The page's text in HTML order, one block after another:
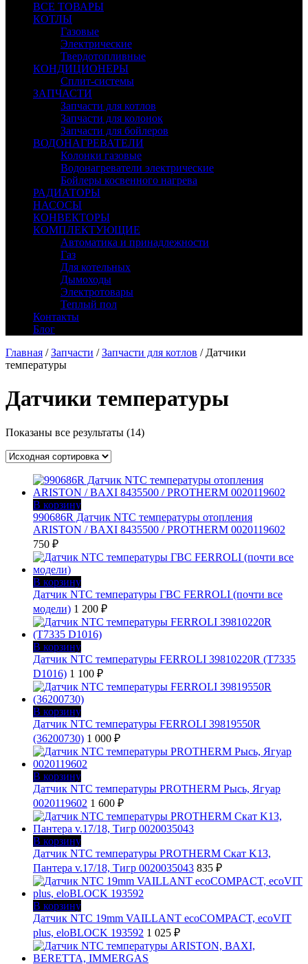
ВСЕ ТОВАРЫ
КОТЛЫ
Газовые
Электрические
Твердотопливные
КОНДИЦИОНЕРЫ
Сплит-системы
ЗАПЧАСТИ
Запчасти для котлов
Запчасти для колонок
Запчасти для бойлеров
ВОДОНАГРЕВАТЕЛИ
Колонки газовые
Водонагреватели электрические
Бойлеры косвенного нагрева
РАДИАТОРЫ
НАСОСЫ
КОНВЕКТОРЫ
КОМПЛЕКТУЮЩИЕ
Автоматика и принадлежности
Газ
Для котельных
Дымоходы
Электротовары
Теплый пол
Контакты
Блог
Главная /Запчасти /Запчасти для котлов / Датчики
температуры
Датчики температуры
Показаны все результаты (14)
В корзину
990686R Датчик NTC температуры отопления
ARISTON / BAXI 8435500 / PROTHERM 0020119602
750 ₽
В корзину
Датчик NTC температуры ГВС FERROLI (почти все
модели) 1 200 ₽
В корзину
Датчик NTC температуры FERROLI 39810220R (T7335
D1016) 1 100 ₽
В корзину
Датчик NTC температуры FERROLI 39819550R
(36200730) 1 000 ₽
В корзину
Датчик NTC температуры PROTHERM Рысь, Ягуар
0020119602 1 600 ₽
В корзину
Датчик NTC температуры PROTHERM Скат K13,
Пантера v.17/18, Тигр 0020035043 835 ₽
В корзину
Датчик NTC 19mm VAILLANT ecoCOMPACT, ecoVIT
plus, eloBLOCK 193592 1 025 ₽